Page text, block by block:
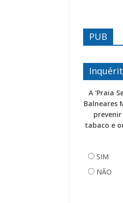
PUB
A 'Praia
Balneares
tabaco e
SIM
NÃO